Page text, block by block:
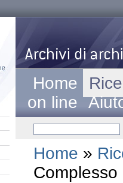
Home
on line
Home »